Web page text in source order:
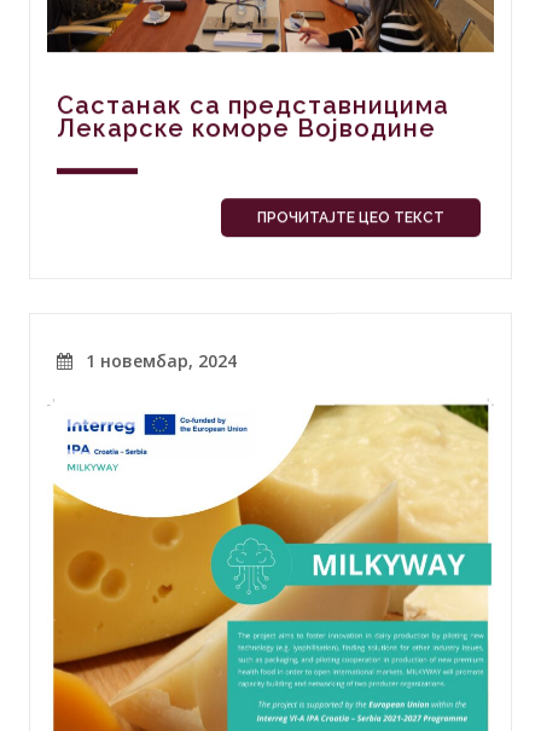
Састанак са представницима
Лекарске коморе Војводине
ПРОЧИТАЈТЕ ЦЕО ТЕКСТ
1 новембар, 2024